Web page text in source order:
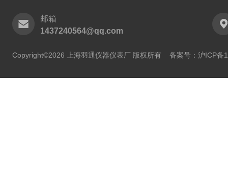
邮箱
1437240564@qq.com
Copyright©2026 上海羽通仪器仪表厂 版权所有 备案号：沪ICP备